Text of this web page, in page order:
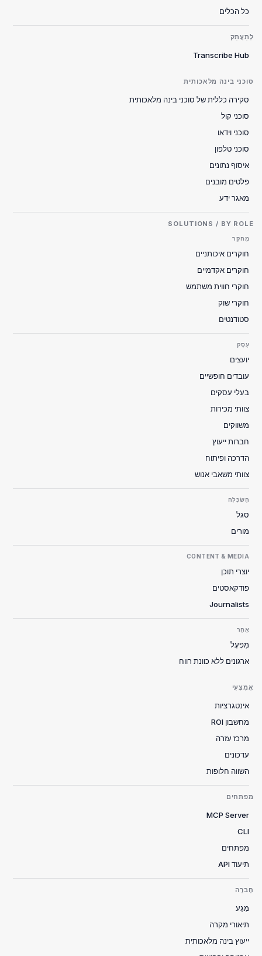
כל הכלים
לְתַעֲתֵק
Transcribe Hub
סוכני בינה מלאכותית
סקירה כללית של סוכני בינה מלאכותית
סוכני קול
סוכני וידאו
סוכני טלפון
איסוף נתונים
פלטים מובנים
מאגר ידע
SOLUTIONS / BY ROLE
מֶחקָר
חוקרים איכותניים
חוקרים אקדמיים
חוקרי חווית משתמש
חוקרי שוק
סטודנטים
עֵסֶק
יועצים
עובדים חופשיים
בעלי עסקים
צוותי מכירות
משווקים
חברות ייעוץ
הדרכה ופיתוח
צוותי משאבי אנוש
הַשׂכָּלָה
סגל
מורים
CONTENT & MEDIA
יוצרי תוכן
פודקאסטים
Journalists
אַחֵר
מִפְעָל
ארגונים ללא כוונת רווח
אֶמְצָעִי
אינטגרציות
מחשבון ROI
מרכז עזרה
עדכונים
השווה חלופות
מפתחים
MCP Server
CLI
מפתחים
תיעוד API
חֶברָה
מַגָע
תיאורי מקרה
ייעוץ בינה מלאכותית